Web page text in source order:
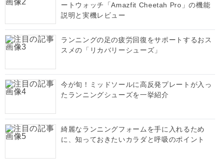
ートウォッチ「Amazfit Cheetah Pro」の機能
説明と実機レビュー
ランニングの足の疲労回復をサポートするおス
スメの「リカバリーシューズ」
今が旬！ミッドソールに高反発プレートが入っ
たランニングシューズを一挙紹介
綺麗なランニングフォームを手に入れるため
に、知っておきたいカラダと呼吸のポイント